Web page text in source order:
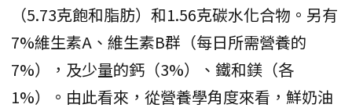
（5.73克飽和脂肪）和1.56克碳水化合物。另有
7%維生素A、維生素B群（每日所需營養的
7%），及少量的鈣（3%）、鐵和鎂（各
1%）。由此看來，從營養學角度來看，鮮奶油